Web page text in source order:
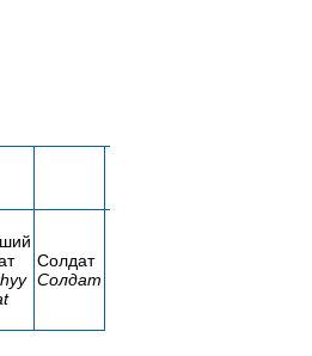
Солдат
Солдат